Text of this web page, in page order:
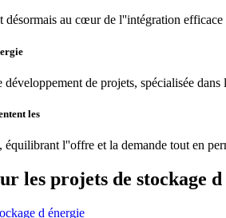
désormais au cœur de l''intégration
de projets, spécialisée
les
l''offre et la demande tout en
les projets de stockage d